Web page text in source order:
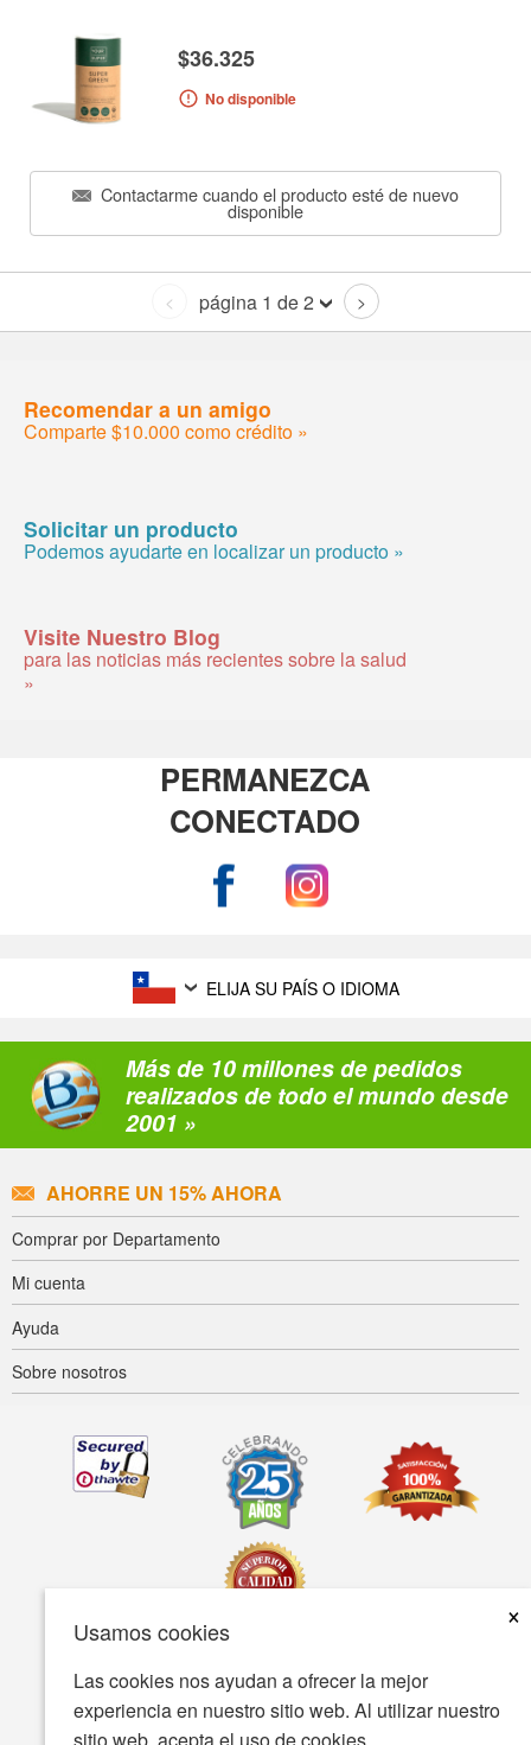
Usamos cookies
×
Las cookies nos ayudan a ofrecer la mejor
experiencia en nuestro sitio web. Al utilizar nuestro
$36.325
No disponible
Contactarme cuando el producto esté de nuevo
disponible
< página 1 de 2 >
Recomendar a un amigo
Comparte $10.000 como crédito »
Solicitar un producto
Podemos ayudarte en localizar un producto »
Visite Nuestro Blog
para las noticias más recientes sobre la salud
»
PERMANEZCA
CONECTADO
ELIJA SU PAÍS O IDIOMA
Más de 10 millones de pedidos
realizados de todo el mundo desde
2001 »
AHORRE UN 15% AHORA
Comprar por Departamento
Mi cuenta
Ayuda
Sobre nosotros
Accesibilidad Condiciones de uso Política de privacidad